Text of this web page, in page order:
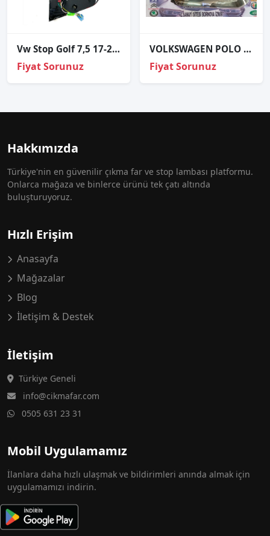
Vw Stop Golf 7,5 17-20 İç Sol (Hıghlıne)
Fiyat Sorunuz
VOLKSWAGEN POLO ORJİNAL ÇIKMA SAĞ FAR
Fiyat Sorunuz
Hakkımızda
Türkiye'nin en güvenilir çıkma far ve stop lambası platformu.
Onlarca mağaza ve binlerce ürünü tek çatı altında
buluşturuyoruz.
Hızlı Erişim
Anasayfa
Mağazalar
Blog
İletişim & Destek
İletişim
Türkiye Geneli
info@cikmafar.com
0505 631 23 31
Mobil Uygulamamız
İlanlara daha hızlı ulaşmak ve bildirimleri anında almak için
uygulamamızı indirin.